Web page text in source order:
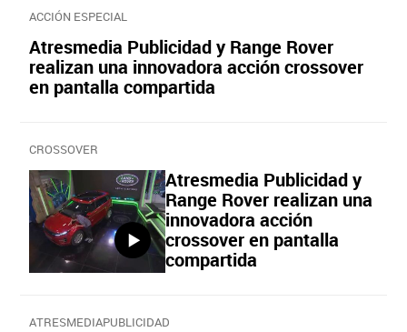
ACCIÓN ESPECIAL
Atresmedia Publicidad y Range Rover
realizan una innovadora acción crossover
en pantalla compartida
CROSSOVER
Atresmedia Publicidad y
Range Rover realizan una
innovadora acción
crossover en pantalla
compartida
ATRESMEDIAPUBLICIDAD